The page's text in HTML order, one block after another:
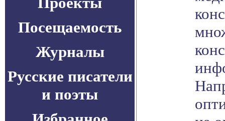
Посещаемость
Журналы
Русские писатели
и поэты